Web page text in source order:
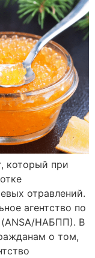
который при
отравлений.
агентство по
(ANSA/НАБПП). В
о том,